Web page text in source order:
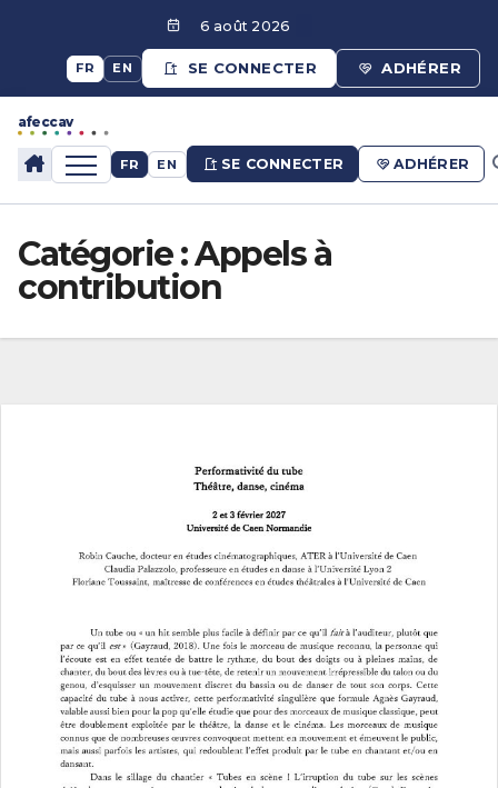
contenu
6 août 2026
FR EN SE CONNECTER ADHÉRER
afeccav
afeccav
FR EN SE CONNECTER ADHÉRER
Catégorie :Appels à
contribution